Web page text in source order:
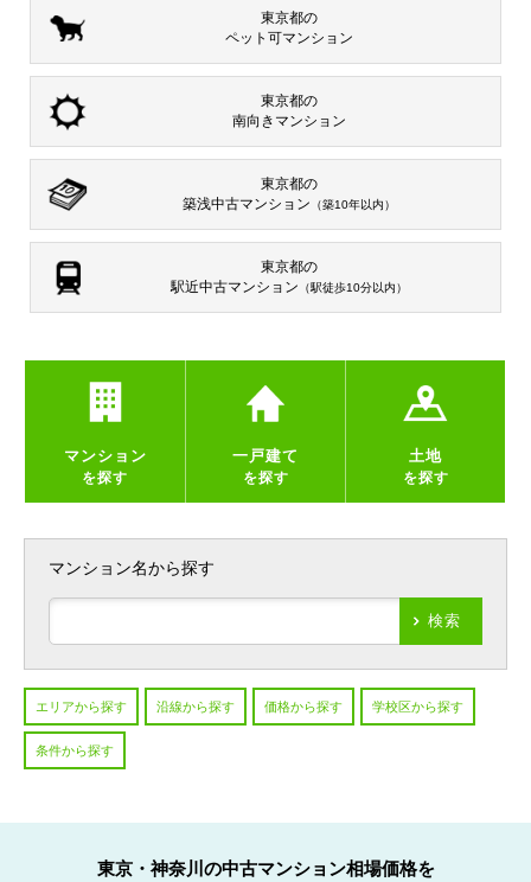
東京都の
ペット可マンション
東京都の
南向き マンション
東京都の
築浅中古マンション （築10年以内）
東京都の
駅近中古マンション （駅徒歩10分以内）
マンション
を探す
一戸建て
を探す
土地
を探す
マンション名から探す
検索
エリアから探す 沿線から探す 価格から探す 学校区から探す
条件から探す
東京・神奈川の中古マンション相場価格を